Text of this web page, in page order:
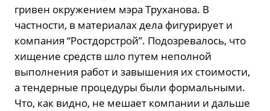
гривен окружением мэра Труханова. В
частности, в материалах дела фигурирует и
компания “Ростдорстрой”. Подозревалось, что
хищение средств шло путем неполной
выполнения работ и завышения их стоимости,
а тендерные процедуры были формальными.
Что, как видно, не мешает компании и дальше